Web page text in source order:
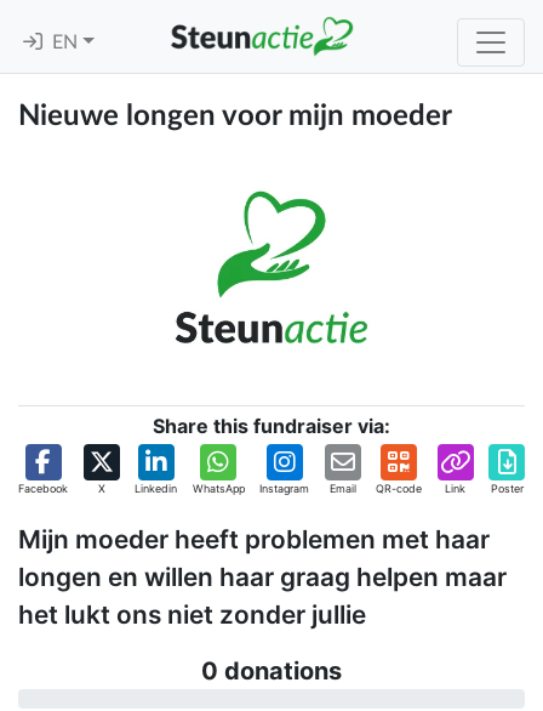
EN
Nieuwe longen voor mijn moeder
Share this fundraiser via:
Facebook X Linkedin WhatsApp Instagram Email QR-code Link Poster
Mijn moeder heeft problemen met haar
longen en willen haar graag helpen maar
het lukt ons niet zonder jullie
0 donations